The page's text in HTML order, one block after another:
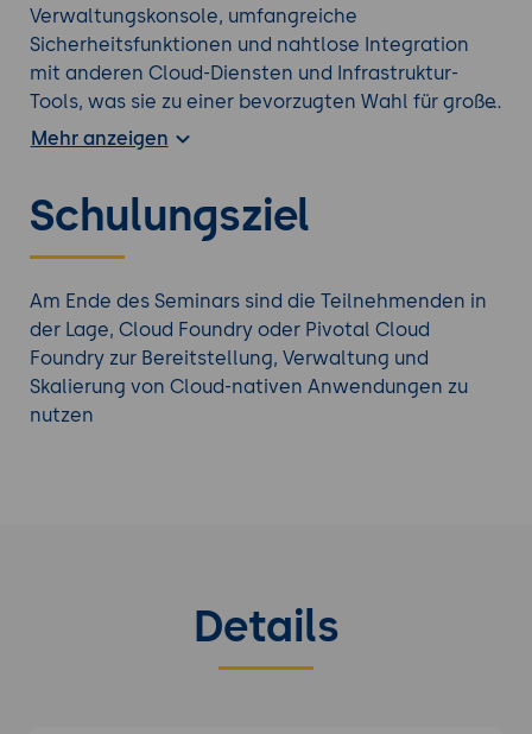
Verwaltungskonsole, umfangreiche
Sicherheitsfunktionen und nahtlose Integration
mit anderen Cloud-Diensten und Infrastruktur-
Tools, was sie zu einer bevorzugten Wahl für große
Unternehmen und Organisationen macht, die eine
Cloud Foundry und Pivotal Cloud Foundry zur
Bereitstellung, Verwaltung und Optimierung von
praxisorientierten Übungen bieten Einblicke in den
Aufbau von CI/CD-Pipelines, die Automatisierung
von Bereitstellungen und die Fehlerdiagnose.
Cloud Foundry hilft Unternehmen, Entwicklung und
Betrieb zu vereinfachen, Anwendungen schneller
Mehr anzeigen
Schulungsziel
Am Ende des Seminars sind die Teilnehmenden in
der Lage, Cloud Foundry oder Pivotal Cloud
Foundry zur Bereitstellung, Verwaltung und
Skalierung von Cloud-nativen Anwendungen zu
nutzen
Details